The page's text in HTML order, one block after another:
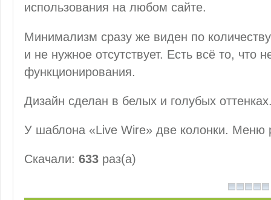
использования на любом сайте.
Минимализм сразу же виден по
и не нужное отсутствует. Есть всё то, что
функционирования.
Дизайн сделан в белых и голубых
У шаблона «Live Wire» две колонки. Меню
Скачали: 633 раз(а)